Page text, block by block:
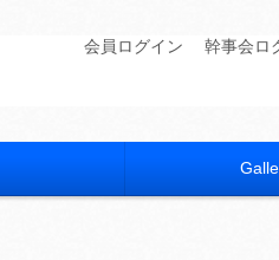
会員ログイン 幹事会ロ